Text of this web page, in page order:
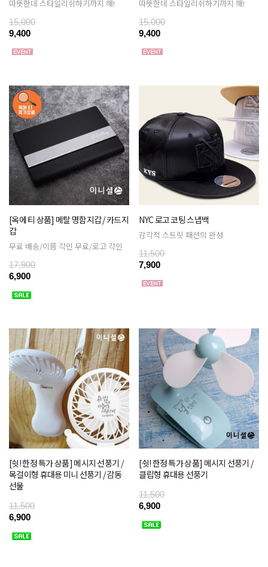
따뜻한데 스타일리쉬하기까지 해!
15,000
9,400
따뜻한데 스타일리쉬하기까지 해!
15,000
9,400
[옥에 티 상품] 메탈 명함지갑 / 카드지
갑
무료 배송/이름 각인 무료/로고 각인
17,900
6,900
NYC 로고 코팅 스냅백
감각적 스트릿 패션의 완성
11,500
7,900
[쉿! 한정 특가 상품] 메시지 선풍기 /
목걸이형 휴대용 미니 선풍기 / 감동
선물
11,500
6,900
[쉿! 한정 특가 상품] 메시지 선풍기 /
클립형 휴대용 선풍기
11,500
6,900